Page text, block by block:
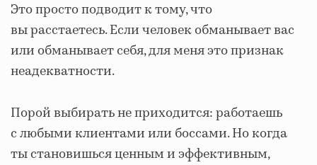
Это просто подводит к тому, что
вы расстаетесь. Если человек обманывает вас
или обманывает себя, для меня это признак
неадекватности.
Порой выбирать не приходится: работаешь
с любыми клиентами или боссами. Но когда
ты становишься ценным и эффективным,